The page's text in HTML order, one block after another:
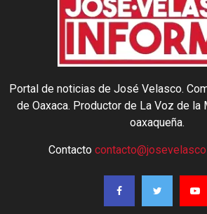
Portal de noticias de José Velasco.
de Oaxaca. Productor de La Voz de la
oaxaqueña.
Contacto